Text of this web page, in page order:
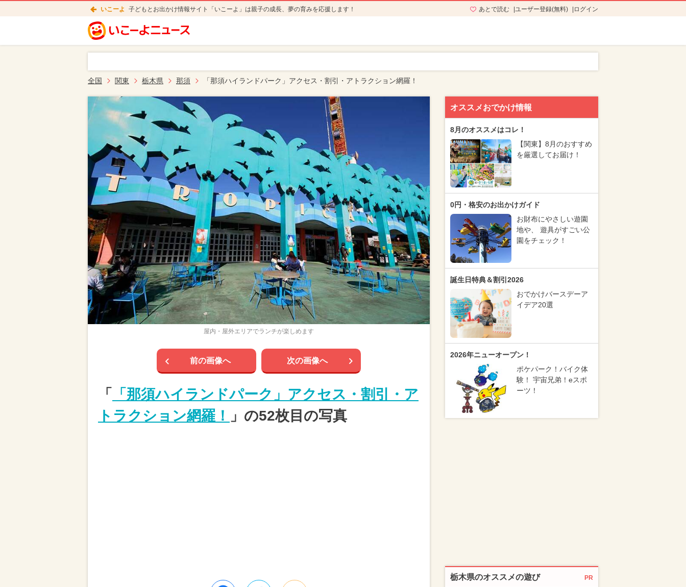
いこーよ 子どもとお出かけ情報サイト「いこーよ」は親子の成長、夢の育みを応援します！ あとで読む ユーザー登録(無料) ログイン
全国 関東 栃木県 那須 「那須ハイランドパーク」アクセス・割引・アトラクション網羅！
屋内・屋外エリアでランチが楽しめます
前の画像へ 次の画像へ
「
「那須ハイランドパーク」アクセス・割引・ア
トラクション網羅！
」の52枚目の写真
オススメおでかけ情報
8月のオススメはコレ！
【関東】8月のおすすめ
を厳選してお届け！
0円・格安のお出かけガイド
お財布にやさしい遊園
地や、 遊具がすごい公
園をチェック！
誕生日特典＆割引2026
おでかけバースデーア
イデア20選
2026年ニューオープン！
ポケパーク！バイク体
験！ 宇宙兄弟！eスポ
ーツ！
栃木県のオススメの遊び PR